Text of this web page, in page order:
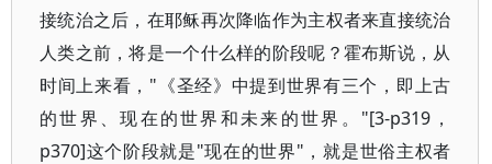
接统治之后，在耶稣再次降临作为主权者来直接统治
人类之前，将是一个什么样的阶段呢？霍布斯说，从
时间上来看，"《圣经》中提到世界有三个，即上古
的世界、现在的世界和未来的世界。"[3-p319，
p370]这个阶段就是"现在的世界"，就是世俗主权者